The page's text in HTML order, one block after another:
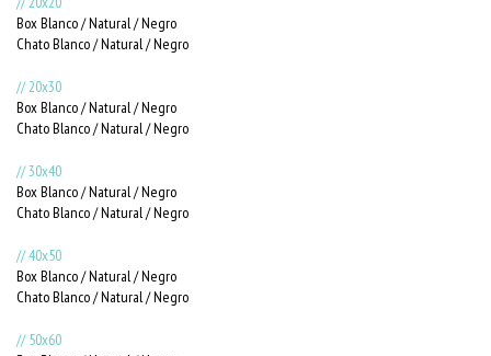
Box Blanco / Natural / Negro
Chato Blanco / Natural / Negro
// 20x30
Box Blanco / Natural / Negro
Chato Blanco / Natural / Negro
// 30x40
Box Blanco / Natural / Negro
Chato Blanco / Natural / Negro
// 40x50
Box Blanco / Natural / Negro
Chato Blanco / Natural / Negro
// 50x60